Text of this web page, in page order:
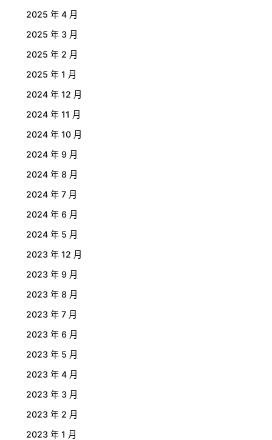
2025 年 4 月
2025 年 3 月
2025 年 2 月
2025 年 1 月
2024 年 12 月
2024 年 11 月
2024 年 10 月
2024 年 9 月
2024 年 8 月
2024 年 7 月
2024 年 6 月
2024 年 5 月
2023 年 12 月
2023 年 9 月
2023 年 8 月
2023 年 7 月
2023 年 6 月
2023 年 5 月
2023 年 4 月
2023 年 3 月
2023 年 2 月
2023 年 1 月